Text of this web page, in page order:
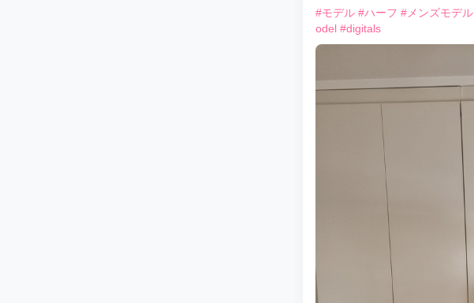
#モデル #ハーフ #メンズモデル
odel #digitals